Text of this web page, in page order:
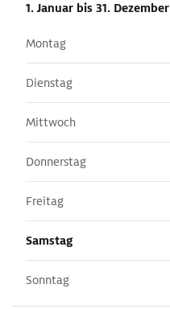
1. Januar bis 31. Dezember
Montag
Dienstag
Mittwoch
Donnerstag
Freitag
Samstag
Sonntag